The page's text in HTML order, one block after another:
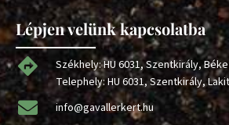
Lépjen velünk kapcsolatba
Székhely: HU 6031, Szentkirály, Béke
Telephely: HU 6031, Szentkirály,
info@gavallerkert.hu